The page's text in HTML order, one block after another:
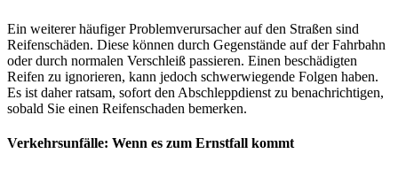
Ein weiterer häufiger Problemverursacher auf den Straßen sind
Reifenschäden. Diese können durch Gegenstände auf der Fahrbahn
oder durch normalen Verschleiß passieren. Einen beschädigten
Reifen zu ignorieren, kann jedoch schwerwiegende Folgen haben.
Es ist daher ratsam, sofort den Abschleppdienst zu benachrichtigen,
sobald Sie einen Reifenschaden bemerken.
Verkehrsunfälle: Wenn es zum Ernstfall kommt